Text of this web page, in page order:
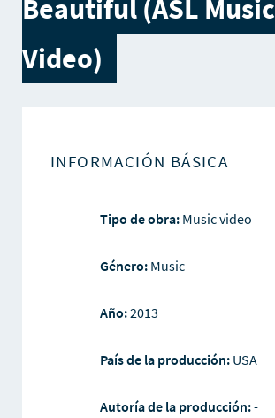
Beautiful (ASL Music
Video)
INFORMACIÓN BÁSICA
Tipo de obra:Music video
Género:Music
Año:2013
País de la producción: USA
Autoría de la producción:-